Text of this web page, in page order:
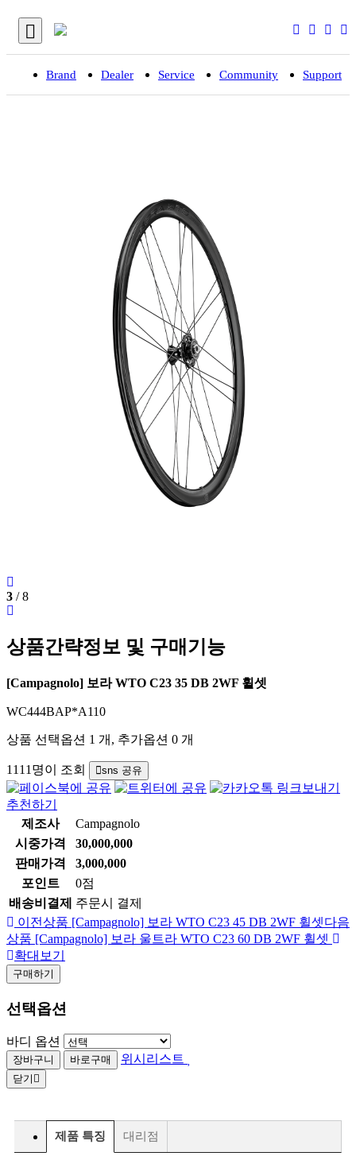
Brand Dealer Service Community Support
3 /8
상품간략정보 및 구매기능
[Campagnolo] 보라 WTO C23 35 DB 2WF 휠셋
WC444BAP*A110
상품 선택옵션 1 개, 추가옵션 0 개
1111명이 조회 sns 공유
추천하기
제조사
Campagnolo
시중가격
30,000,000
판매가격
3,000,000
포인트
0점
배송비결제
주문시 결제
이전상품 [Campagnolo] 보라 WTO C23 45 DB 2WF 휠셋다음
상품 [Campagnolo] 보라 울트라 WTO C23 60 DB 2WF 휠셋
확대보기
구매하기
선택옵션
바디 옵션
위시리스트
닫기
제품 특징 대리점